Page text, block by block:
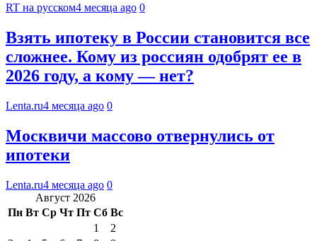
RT на русском4 месяца ago 0
Взять ипотеку в России становится все
сложнее. Кому из россиян одобрят ее в
2026 году, а кому — нет?
Lenta.ru4 месяца ago 0
Москвичи массово отвернулись от
ипотеки
Lenta.ru4 месяца ago 0
Август 2026
Пн Вт Ср Чт Пт Сб Вс
1
2